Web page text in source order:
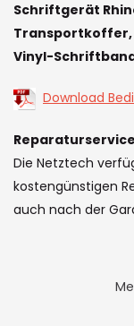
Schriftgerät
Transportkoffer,
Vinyl-
Download
Die Netztech
kostengünstigen
auch nach der